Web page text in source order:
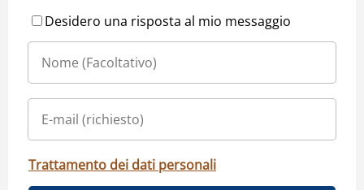
Desidero una risposta al mio messaggio
Trattamento dei dati personali